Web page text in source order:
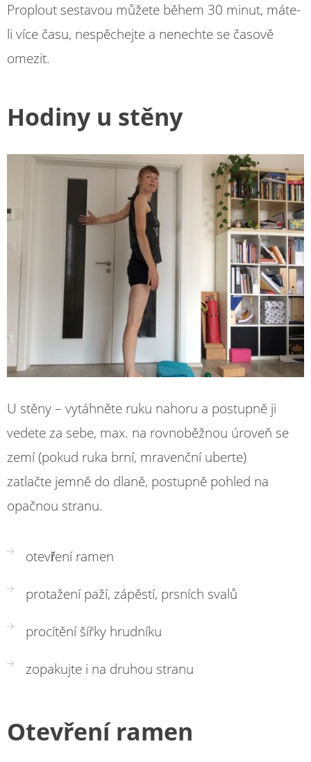
Proplout sestavou můžete během 30 minut, máte-
li více času, nespěchejte a nenechte se časově
omezit.
Hodiny u stěny
U stěny – vytáhněte ruku nahoru a postupně ji
vedete za sebe, max. na rovnoběžnou úroveň se
zemí (pokud ruka brní, mravenční uberte)
zatlačte jemně do dlaně, postupně pohled na
opačnou stranu.
otevření ramen
protažení paží, zápěstí, prsních svalů
procítění šířky hrudníku
zopakujte i na druhou stranu
Otevření ramen